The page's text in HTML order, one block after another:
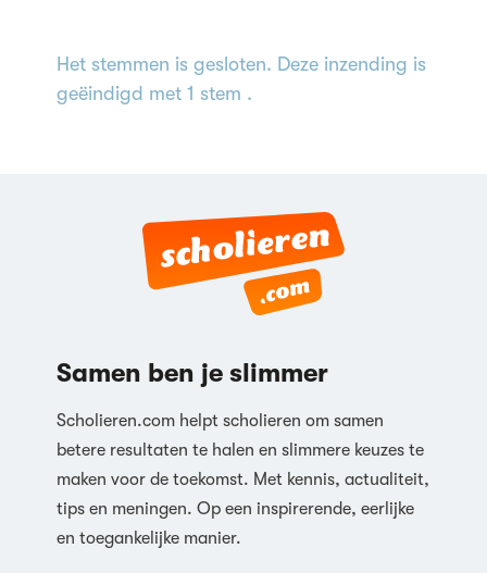
Het stemmen is gesloten. Deze inzending is
geëindigd met 1 stem .
Samen ben je slimmer
Scholieren.com helpt scholieren om samen
betere resultaten te halen en slimmere keuzes te
maken voor de toekomst. Met kennis, actualiteit,
tips en meningen. Op een inspirerende, eerlijke
en toegankelijke manier.